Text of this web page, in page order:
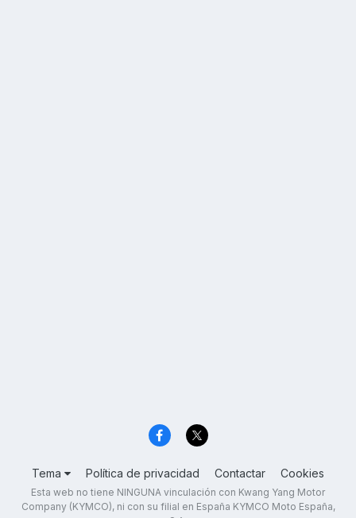
Tema Política de privacidad Contactar Cookies
Esta web no tiene NINGUNA vinculación con Kwang Yang Motor
Company (KYMCO), ni con su filial en España KYMCO Moto España,